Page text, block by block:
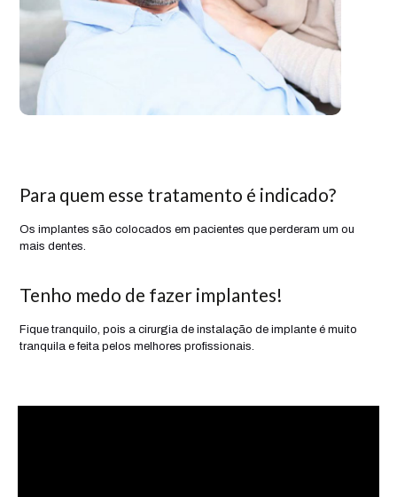
Para quem esse tratamento é indicado?
Os implantes são colocados em pacientes que perderam um ou
mais dentes.
Tenho medo de fazer implantes!
Fique tranquilo, pois a cirurgia de instalação de implante é muito
tranquila e feita pelos melhores profissionais.